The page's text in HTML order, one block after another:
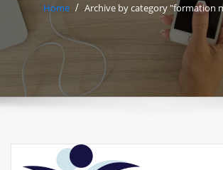
Home Archive by category "formation